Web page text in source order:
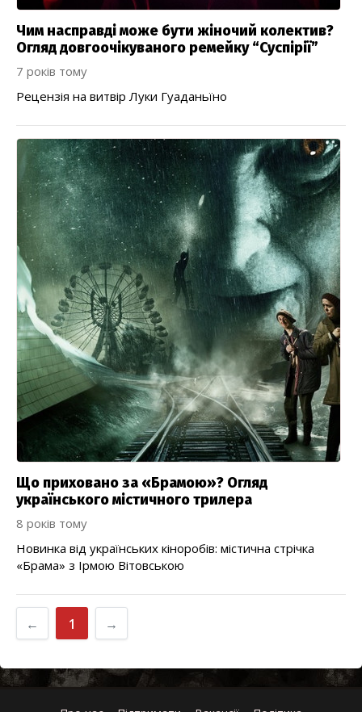
Чим насправді може бути жіночий колектив?
Огляд довгоочікуваного ремейку “Суспірії”
7 років тому
Рецензія на витвір Луки Гуаданьїно
Що приховано за «Брамою»? Огляд
українського містичного трилера
8 років тому
Новинка від українських кіноробів: містична стрічка
«Брама» з Ірмою Вітовською
← 1 →